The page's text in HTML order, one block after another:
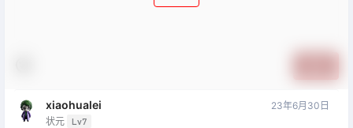
xiaohualei
状元 Lv7
23年6月30日